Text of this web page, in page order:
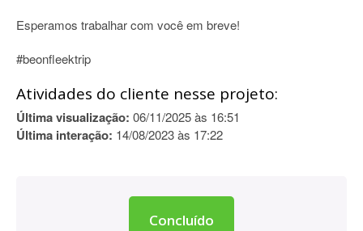
Esperamos trabalhar com você em breve!
#beonfleektrip
Atividades do cliente nesse projeto:
Última visualização: 06/11/2025 às 16:51
Última interação: 14/08/2023 às 17:22
Concluído